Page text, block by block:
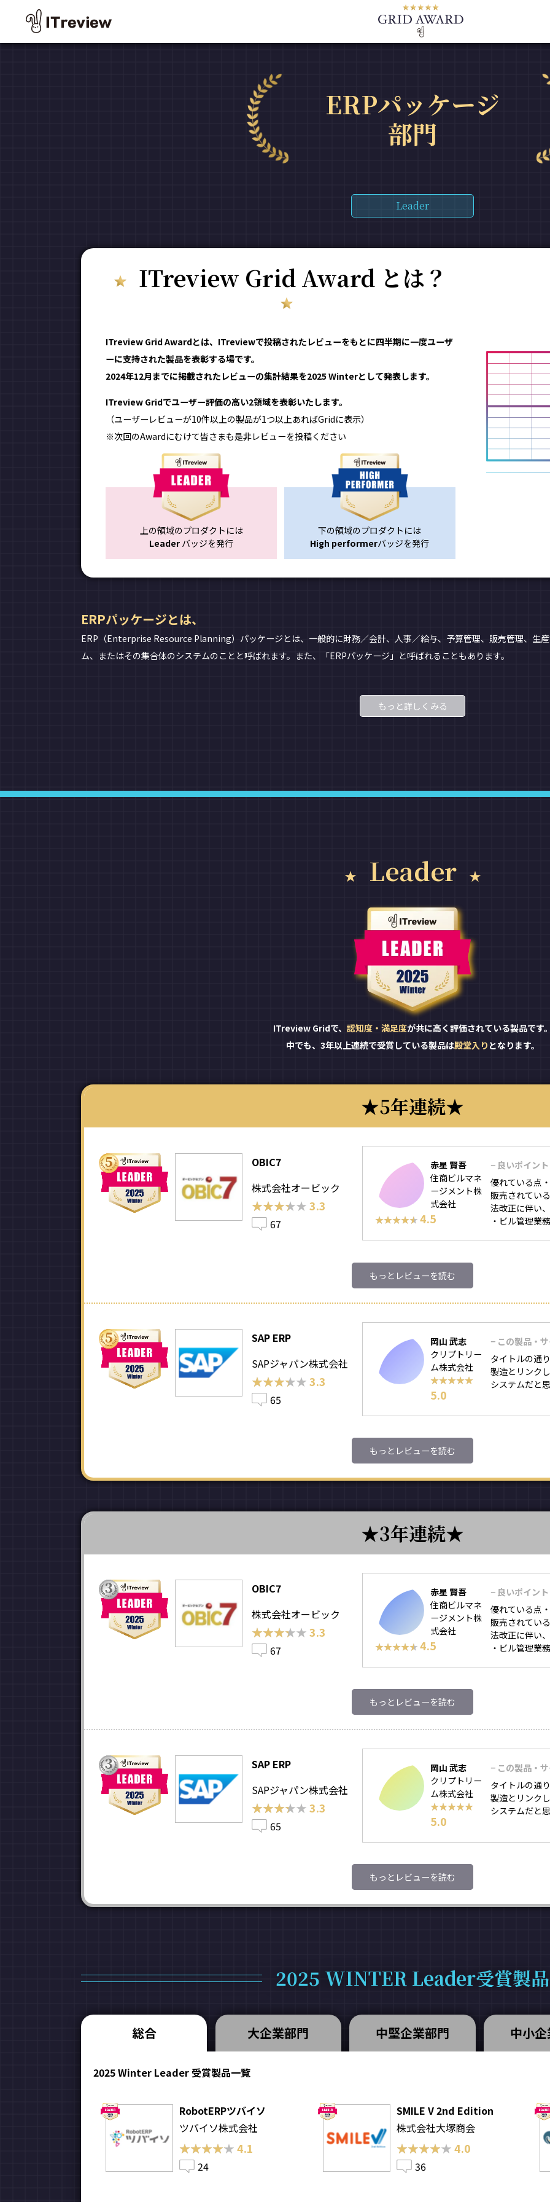
ERPパッケージ
部門
Leader
ITreview Grid Award とは？
ITreview Grid Awardとは、ITreviewで投稿されたレビューをもとに四半期に一度ユーザ
ーに支持された製品を表彰する場です。
2024年12月までに掲載されたレビューの集計結果を2025 Winterとして発表します。
ITreview Gridでユーザー評価の高い2領域を表彰いたします。
（ユーザーレビューが10件以上の製品が1つ以上あればGridに表示）
※次回のAwardにむけて皆さまも是非レビューを投稿ください
上の領域のプロダクトには
Leader バッジを発行
下の領域のプロダクトには
High performerバッジを発行
ERPパッケージとは、
ERP（Enterprise Resource Planning）パッケージとは、一般的に財務／会計、人事／給与、予算管理、販売管理、生
ム、またはその集合体のシステムのことと呼ばれます。また、「ERPパッケージ」と呼ばれることもあります。
もっと詳しくみる
Leader
ITreview Gridで、 認知度・満足度が共に高く評価されている製品です
中でも、3年以上連続で受賞している製品は殿堂入り となります。
5年連続
OBIC7
株式会社オービック
★★★★★
★★★★★ 3.3
67
赤星 賢吾
住商ビルマネ
ージメント株
式会社
★★★★★
★★★★★ 4.5
− 良いポイント
優れている点
販売されてい
法改正に伴い
・ビル管理業
もっとレビューを読む
SAP ERP
SAPジャパン株式会社
★★★★★
★★★★★ 3.3
65
岡山 武志
クリプトリー
ム株式会社
★★★★★
★★★★★
5.0
− この製品・
タイトルの通
製造とリンク
システムだと
もっとレビューを読む
3年連続
OBIC7
株式会社オービック
★★★★★
★★★★★ 3.3
67
赤星 賢吾
住商ビルマネ
ージメント株
式会社
★★★★★
★★★★★ 4.5
− 良いポイント
優れている点
販売されてい
法改正に伴い
・ビル管理業
もっとレビューを読む
SAP ERP
SAPジャパン株式会社
★★★★★
★★★★★ 3.3
65
岡山 武志
クリプトリー
ム株式会社
★★★★★
★★★★★
5.0
− この製品・
タイトルの通
製造とリンク
システムだと
もっとレビューを読む
2025 WINTER Leader受賞製品
総合 大企業部門 中堅企業部門 中小
2025 Winter Leader 受賞製品一覧
RobotERPツバイソ
ツバイソ株式会社
★★★★★
★★★★★4.1
24
SMILE V 2nd Edition
株式会社大塚商会
★★★★★
★★★★★4.0
36